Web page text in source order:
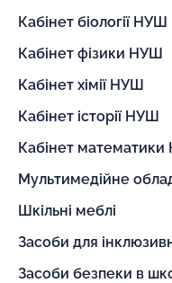
Кабінет біології НУШ
Кабінет фізики НУШ
Кабінет хімії НУШ
Кабінет історії НУШ
Кабінет
Мультимедійне
Шкільні меблі
Засоби для
Засоби безпеки в